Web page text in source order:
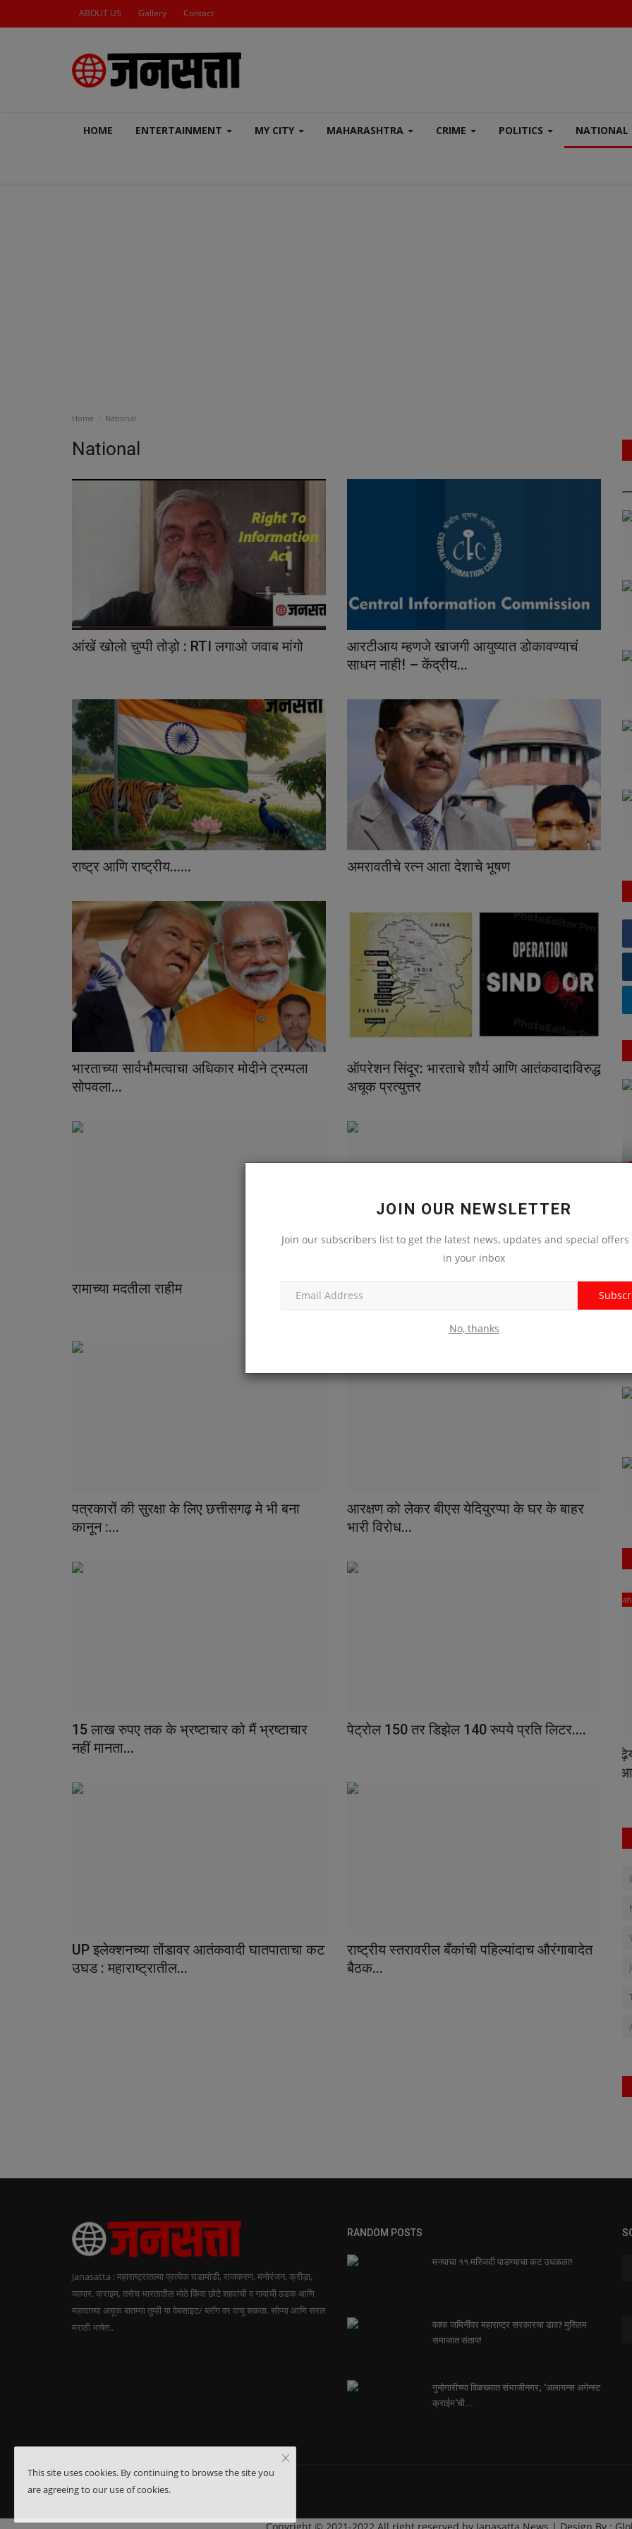
ABOUT US Gallery Contact
HOME ENTERTAINMENT MY CITY MAHARASHTRA CRIME POLITICS NATIONAL
JOIN OUR NEWSLETTER
Join our subscribers list to get the latest news, updates and special
in your inbox
No, thanks
Home National
National
आंखें खोलो चुप्पी तोड़ो : RTI लगाओ जवाब मांगो
आरटीआय म्हणजे खाजगी आयुष्यात डोकावण्याचं
साधन नाही! – केंद्रीय...
राष्ट्र आणि राष्ट्रीय...... अमरावतीचे रत्न आता देशाचे भूषण
भारताच्या सार्वभौमत्वाचा अधिकार मोदीने ट्रम्पला
सोपवला...
ऑपरेशन सिंदूर: भारताचे शौर्य आणि आतंकवादाविरुद्ध
अचूक प्रत्युत्तर
रामाच्या मदतीला राहीम
कार्यकर्त्यांचे घरावर...
पत्रकारों की सुरक्षा के लिए छत्तीसगढ़ मे भी बना
कानून :...
आरक्षण को लेकर बीएस येदियुरप्पा के घर के बाहर
भारी विरोध...
15 लाख रुपए तक के भ्रष्टाचार को मैं भ्रष्टाचार
नहीं मानता...
पेट्रोल 150 तर डिझेल 140 रुपये प्रति लिटर....
UP इलेक्शनच्या तोंडावर आतंकवादी घातपाताचा कट
उघड : महाराष्ट्रातील...
राष्ट्रीय स्तरावरील बँकांची पहिल्यांदाच औरंगाबादेत
बैठक...
जालन्याचा नीट परीक्षेत पुन्हा डंका : पंक्चर
Janasatta : महाराष्ट्रातल्या प्रत्येक घडामोडी, राजकरण, मनोरंजन, क्रीड़ा,
व्यापार, क्राइम, तसेच भारतातील मोठे किंवा छोटे शहरांची व गावांची ठडक आणि
महत्वाच्या अचूक बातम्या तुम्ही या वेबसाइट/ ब्लॉग वर वाचू शकता. सोप्या आणि सरल
मराठी भाषेत..
RANDOM POSTS
मनपाचा ११ मस्जिदी पाडण्याचा कट उधळला!
वक्फ जमिनींवर महाराष्ट्र सरकारचा डाव? मुस्लिम
समाजात संताप!
गुन्हेगारीच्या विळख्यात संभाजीनगर; 'अलायन्स अगेन्स्ट
क्राईम'ची...
This site uses cookies. By continuing to browse the site you
are agreeing to our use of cookies.